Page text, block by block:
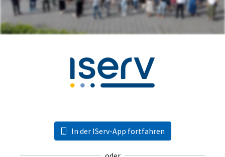
In der IServ-App fortfahren